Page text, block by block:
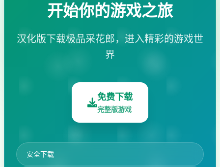
开始你的游戏之旅
汉化版下载极品采花郎，进入精彩的游戏世
界
免费下载
完整版游戏
安全下载